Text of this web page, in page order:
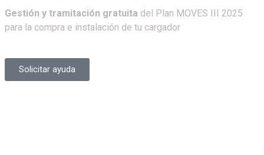
Gestión y tramitación gratuita del Plan MOVES III 2025
para la compra e instalación de tu cargador
Solicitar ayuda